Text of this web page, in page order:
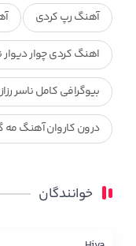
آهنگ رپ کردی
اهنگ کردی چوار دیوار
بیوگرافی کامل ناسر
درون کاروان آهنگ مه
محمد جزا
چاو من
خوانندگان